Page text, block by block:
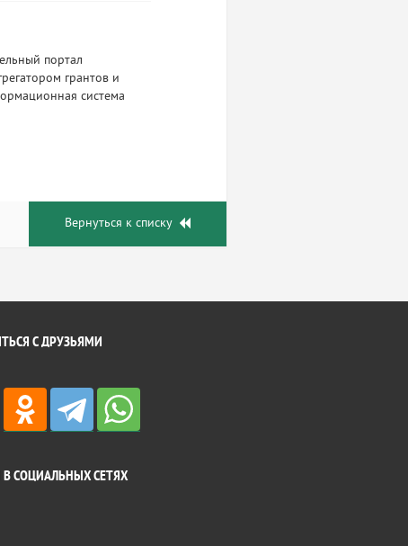
портал
грантов и
система
Вернуться к списку
С ДРУЗЬЯМИ
В СОЦИАЛЬНЫХ СЕТЯХ